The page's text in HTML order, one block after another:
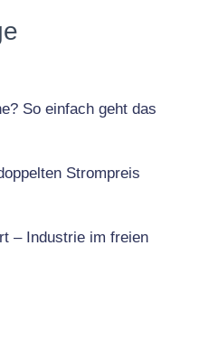
So einfach geht das
Strompreis
– Industrie im freien